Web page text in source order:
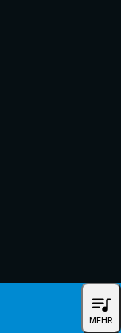
queue_music